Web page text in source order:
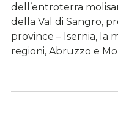
dell’entroterra
della Val di Sangro,
province – Isernia, la
regioni, Abruzzo e